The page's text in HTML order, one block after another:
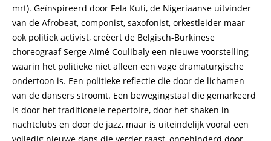
mrt). Geïnspireerd door Fela Kuti, de Nigeriaanse uitvinder
van de Afrobeat, componist, saxofonist, orkestleider maar
ook politiek activist, creëert de Belgisch-Burkinese
choreograaf Serge Aimé Coulibaly een nieuwe voorstelling
waarin het politieke niet alleen een vage dramaturgische
ondertoon is. Een politieke reflectie die door de lichamen
van de dansers stroomt. Een bewegingstaal die gemarkeerd
is door het traditionele repertoire, door het shaken in
nachtclubs en door de jazz, maar is uiteindelijk vooral een